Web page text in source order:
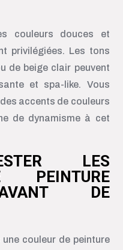
couleurs douces et
privilégiées. Les tons
de beige clair peuvent
et spa-like. Vous
accents de couleurs
de dynamisme à cet
LES
PEINTURE
DE
couleur de peinture